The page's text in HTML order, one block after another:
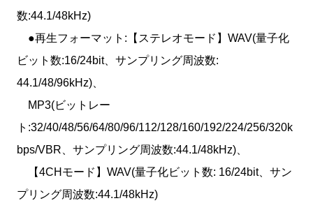
数:44.1/48kHz)
●再生フォーマット:【ステレオモード】WAV(量子化
ビット数:16/24bit、サンプリング周波数:
44.1/48/96kHz)、
MP3(ビットレー
ト:32/40/48/56/64/80/96/112/128/160/192/224/256/320k
bps/VBR、サンプリング周波数:44.1/48kHz)、
【4CHモード】WAV(量子化ビット数: 16/24bit、サン
プリング周波数:44.1/48kHz)